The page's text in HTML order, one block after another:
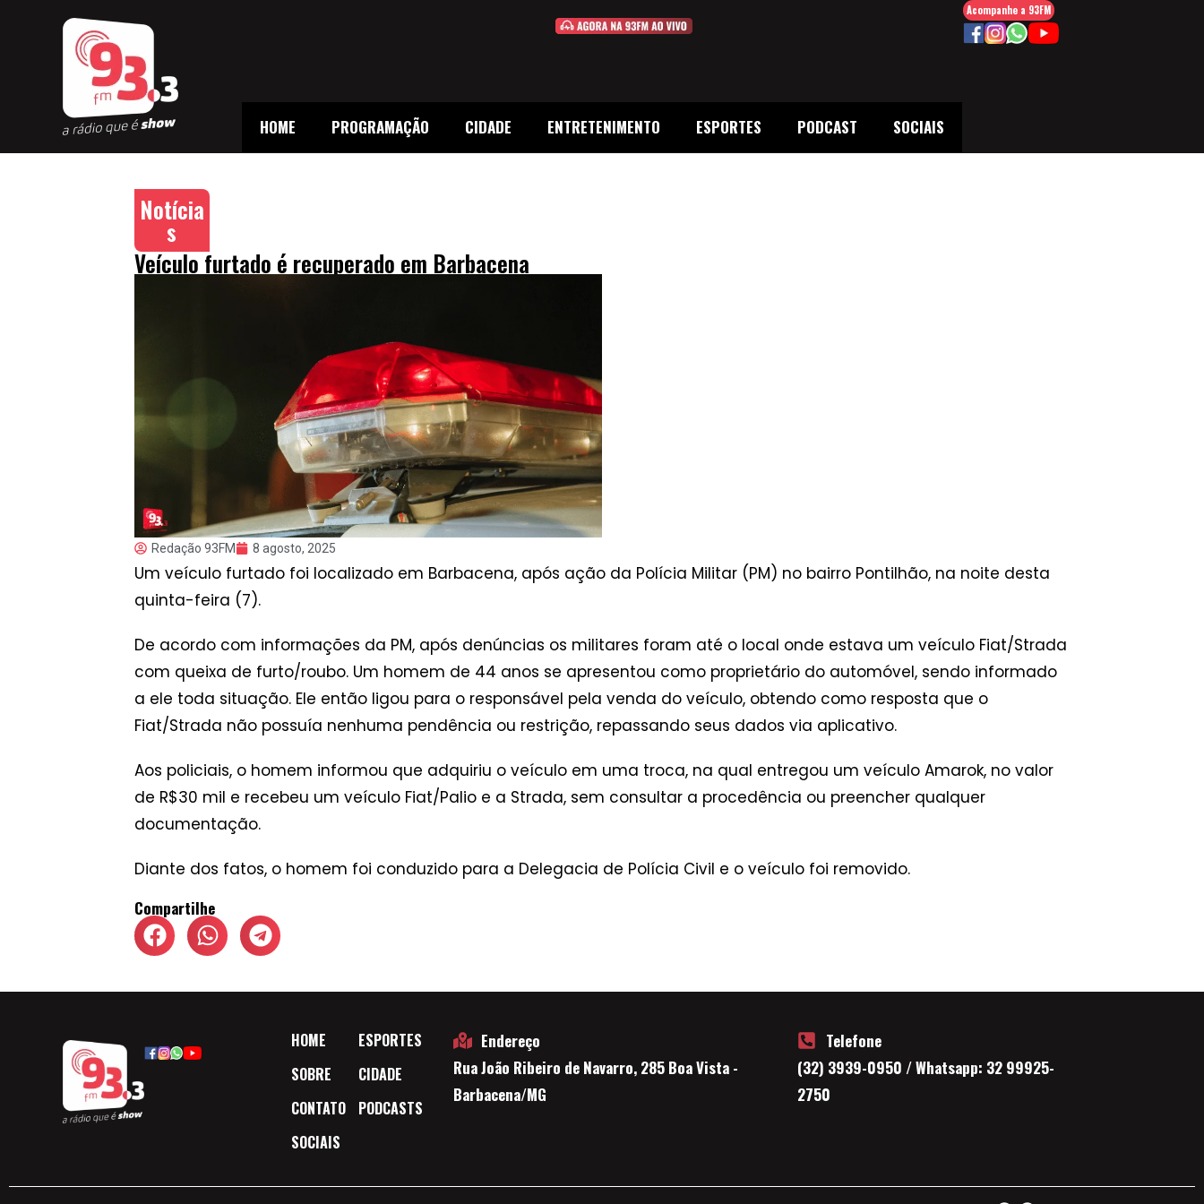
HOME PROGRAMAÇÃO CIDADE ENTRETENIMENTO ESPORTES PODCAST SOCIAIS
Acompanhe a 93FM
Notícia
s
Veículo furtado é recuperado em Barbacena
Redação 93FM 8 agosto, 2025
Um veículo furtado foi localizado em Barbacena, após ação da Polícia Militar (PM) no bairro Pontilhão, na noite desta
quinta-feira (7).
De acordo com informações da PM, após denúncias os militares foram até o local onde estava um veículo Fiat/Strada
com queixa de furto/roubo. Um homem de 44 anos se apresentou como proprietário do automóvel, sendo informado
a ele toda situação. Ele então ligou para o responsável pela venda do veículo, obtendo como resposta que o
Fiat/Strada não possuía nenhuma pendência ou restrição, repassando seus dados via aplicativo.
Aos policiais, o homem informou que adquiriu o veículo em uma troca, na qual entregou um veículo Amarok, no valor
de R$30 mil e recebeu um veículo Fiat/Palio e a Strada, sem consultar a procedência ou preencher qualquer
documentação.
Diante dos fatos, o homem foi conduzido para a Delegacia de Polícia Civil e o veículo foi removido.
Compartilhe
HOME
SOBRE
CONTATO
SOCIAIS
ESPORTES
CIDADE
PODCASTS
Endereço
Rua João Ribeiro de Navarro, 285 Boa Vista -
Barbacena/MG
Telefone
(32) 3939-0950 / Whatsapp: 32 99925-
2750